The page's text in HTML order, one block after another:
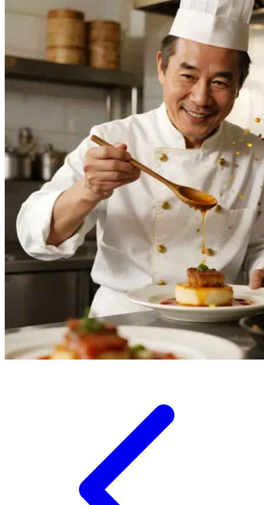
Starbooks
Stick-O
Stokke
Sudocrem
Sumimo
Sun-Staches
Swimava
T
Tommee Tippee
Trunki
Tutti Bambini
Twistshake
TY Toys
V
Wellness